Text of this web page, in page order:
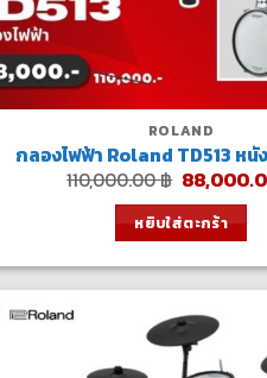
ROLAND
กลองไฟฟ้า Roland TD513 หนั
110,000.00฿ Original
price
was:
หยิบใส่ตะกร้า